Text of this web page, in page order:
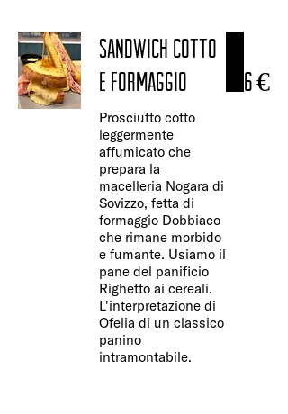
SANDWICH COTTO
E FORMAGGIO
Prosciutto cotto
leggermente
affumicato che
prepara la
macelleria Nogara di
Sovizzo, fetta di
formaggio Dobbiaco
che rimane morbido
e fumante. Usiamo il
pane del panificio
Righetto ai cereali.
L'interpretazione di
Ofelia di un classico
panino
intramontabile.
6 €